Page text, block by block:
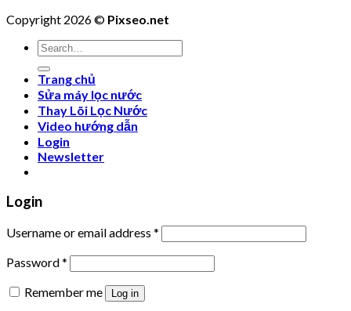
Copyright 2026 © Pixseo.net
Search
for:
Trang chủ
Sửa máy lọc nước
Thay Lõi Lọc Nước
Video hướng dẫn
Login
Newsletter
Login
Username or email address *
Password*
Remember me
Log in